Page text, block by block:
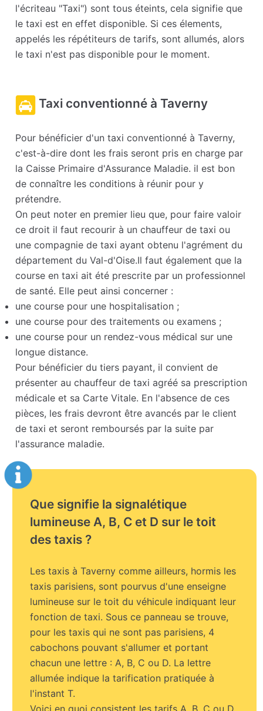
l'écriteau "Taxi") sont tous éteints, cela signifie que
le taxi est en effet disponible. Si ces élements,
appelés les répétiteurs de tarifs, sont allumés, alors
le taxi n'est pas disponible pour le moment.
Taxi conventionné à Taverny
Pour bénéficier d'un taxi conventionné à Taverny,
c'est-à-dire dont les frais seront pris en charge par
la Caisse Primaire d'Assurance Maladie. il est bon
de connaître les conditions à réunir pour y
prétendre.
On peut noter en premier lieu que, pour faire valoir
ce droit il faut recourir à un chauffeur de taxi ou
une compagnie de taxi ayant obtenu l'agrément du
département du Val-d'Oise.Il faut également que la
course en taxi ait été prescrite par un professionnel
de santé. Elle peut ainsi concerner :
une course pour une hospitalisation ;
une course pour des traitements ou examens ;
une course pour un rendez-vous médical sur une
longue distance.
Pour bénéficier du tiers payant, il convient de
présenter au chauffeur de taxi agréé sa prescription
médicale et sa Carte Vitale. En l'absence de ces
pièces, les frais devront être avancés par le client
de taxi et seront remboursés par la suite par
l'assurance maladie.
Que signifie la signalétique
lumineuse A, B, C et D sur le toit
des taxis ?
Les taxis à Taverny comme ailleurs, hormis les
taxis parisiens, sont pourvus d'une enseigne
lumineuse sur le toit du véhicule indiquant leur
fonction de taxi. Sous ce panneau se trouve,
pour les taxis qui ne sont pas parisiens, 4
cabochons pouvant s'allumer et portant
chacun une lettre : A, B, C ou D. La lettre
allumée indique la tarification pratiquée à
l'instant T.